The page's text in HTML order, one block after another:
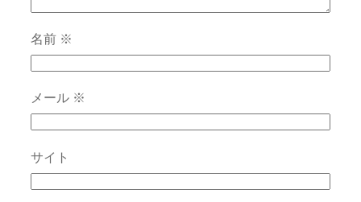
名前 ※
メール ※
サイト